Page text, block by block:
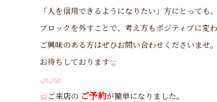
「人を信用できるようになりたい」方にとっても、
ブロックを外すことで、考え方もポジティブに変
ご興味のある方はぜひお問い合わせくださいませ。
お待ちしております
ご来店の ご予約が簡単になりました。